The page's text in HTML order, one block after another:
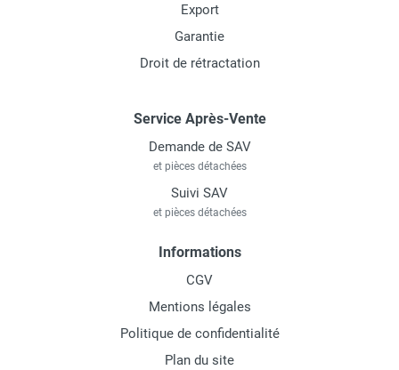
Export
Garantie
Droit de rétractation
Service Après-Vente
Demande de SAV
et pièces détachées
Suivi SAV
et pièces détachées
Informations
CGV
Mentions légales
Politique de confidentialité
Plan du site